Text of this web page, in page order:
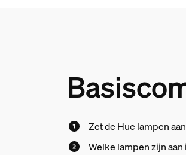
Zet de Hue lampen
Welke lampen zijn